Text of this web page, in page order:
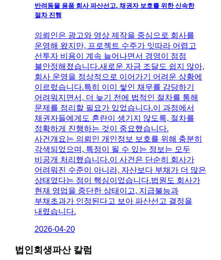
반려동물 용품 회사 파산선고, 채권자 보호를 위한 신속한
절차 진행
의뢰인은 광고와 영상 제작을 중심으로 회사를
운영해 왔지만, 프로젝트 수주가 잇따라 어렵고
선투자 비용이 계속 늘어나면서 경영이 점점
불안정해졌습니다.새로운 자금 조달도 쉽지 않아,
회사 운영을 정상적으로 이어가기 어려운 상황에
이르렀습니다.특히 이미 쌓인 채무를 감당하기
어려워지면서, 더 늦기 전에 법적인 절차를 통해
문제를 정리할 필요가 있었습니다.이 과정에서
채권자들에게도 혼란이 생기지 않도록, 절차를
정확하게 진행하는 것이 중요했습니다.
사건개요는 의뢰인 개인정보 보호를 위해 충분히
각색되었으며, 특정이 될 수 있는 정보는 모두
비공개 처리했습니다.이 사건은 단순히 회사가
어려워진 수준이 아니라, 자산보다 부채가 더 많은
상태였다는 점이 핵심이었습니다.법원도 회사가
현재 영업을 중단한 상태이고, 지급불능과
부채초과가 인정된다고 보아 파산선고 결정을
내렸습니다.
2026-04-20
법인회생파산 칼럼